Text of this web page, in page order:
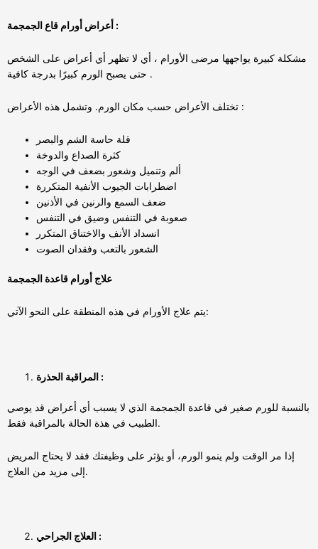
أعراض أورام قاع الجمجمة :
مشكلة كبيرة يواجهها مرضى الأورام ، أي لا تظهر أي أعراض على الشخص
حتى يصبح الورم كبيرًا بدرجة كافية .
تختلف الأعراض حسب مكان الورم. وتشمل هذه الأعراض :
قلة حاسة الشم والبصر
كثرة الصداع والدوخة
ألم وتنميل وشعور بضعف في الوجه
اضطرابات الجيوب الأنفية المتكررة
ضعف السمع والرنين في الأذنين
صعوبة في التنفس وضيق في التنفس
انسداد الأنف والاختناق المتكرر
الشعور بالتعب وفقدان الصوت
علاج أورام قاعدة الجمجمة
يتم علاج الأورام في هذه المنطقة على النحو الآتي:
المراقبة الحذرة :
بالنسبة للورم صغير في قاعدة الجمجمة الذي لا يسبب أي أعراض قد يوصي
الطبيب في هذة الحالة بالمراقبة فقط.
إذا مر الوقت ولم ينمو الورم، أو يؤثر على وظيفتك فقد لا يحتاج المريض
إلى مزيد من العلاج.
العلاج الجراحي :